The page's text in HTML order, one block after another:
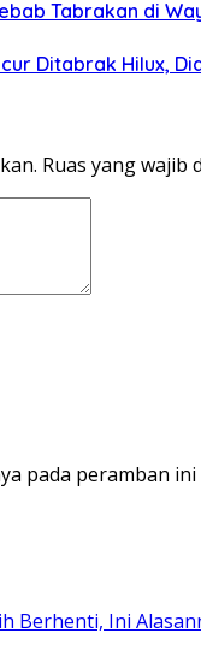
Tabrakan di
Ditabrak Hilux,
Ruas yang wajib
pada peramban